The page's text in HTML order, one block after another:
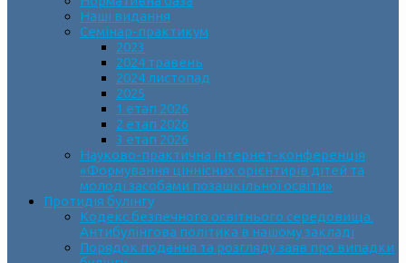
Наші видання
Семінар-практикум
2023
2024 травень
2024 листопад
2025
1 етап 2026
2 етап 2026
3 етап 2026
Науково-практична інтернет-конференція
«Формування ціннісних орієнтирів дітей та
молоді засобами позашкільної освіти»
Протидія булінгу
Кодекс безпечного освітнього середовища.
Антибулінгова політика в нашому закладі
Порядок подання та розгляду заяв про випадки